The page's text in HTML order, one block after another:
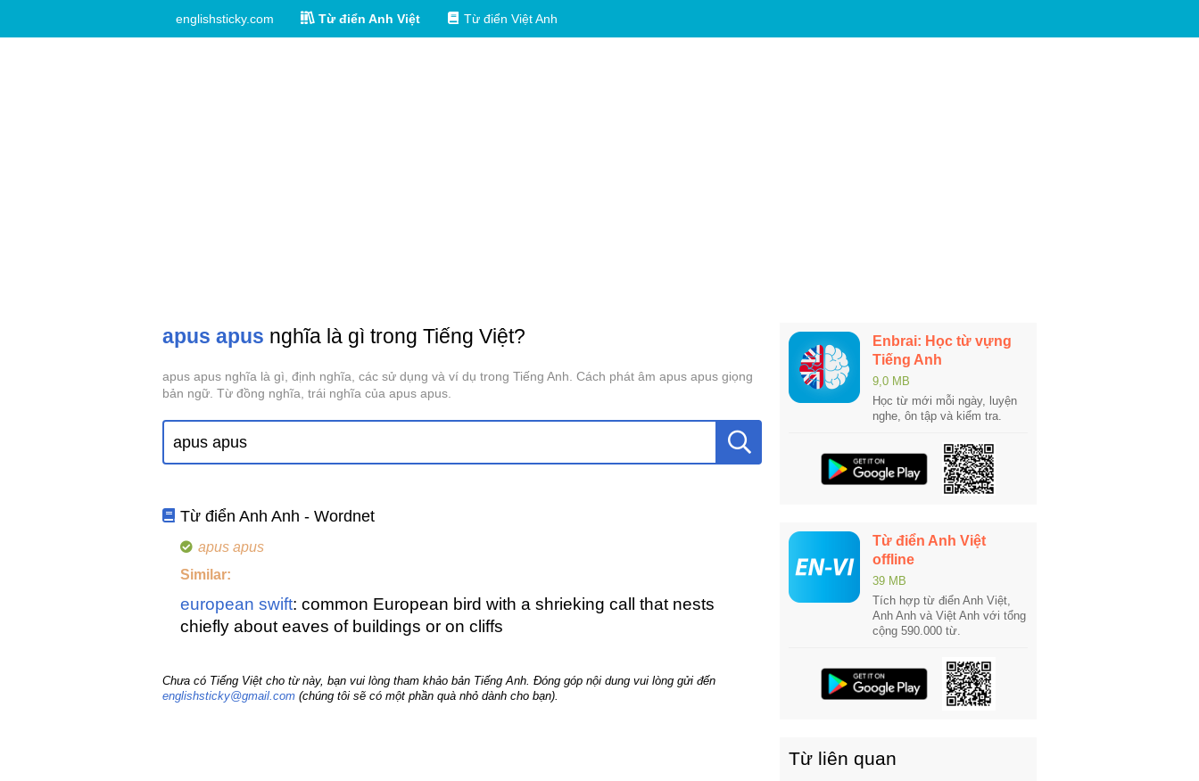
englishsticky.com Từ điển Anh Việt Từ điển Việt Anh
apus apus nghĩa là gì trong Tiếng Việt?
apus apus nghĩa là gì, định nghĩa, các sử dụng và ví dụ trong Tiếng Anh. Cách phát âm apus apus giọng
bản ngữ. Từ đồng nghĩa, trái nghĩa của apus apus.
Từ điển Anh Anh - Wordnet
apus apus
Similar:
european swift: common European bird with a shrieking call that nests
chiefly about eaves of buildings or on cliffs
Chưa có Tiếng Việt cho từ này, bạn vui lòng tham khảo bản Tiếng Anh. Đóng góp nội dung vui lòng gửi đến
englishsticky@gmail.com (chúng tôi sẽ có một phần quà nhỏ dành cho bạn).
Enbrai: Học từ vựng
Tiếng Anh
9,0 MB
Học từ mới mỗi ngày, luyện
nghe, ôn tập và kiểm tra.
Từ điển Anh Việt
offline
39 MB
Tích hợp từ điển Anh Việt,
Anh Anh và Việt Anh với tổng
cộng 590.000 từ.
Từ liên quan